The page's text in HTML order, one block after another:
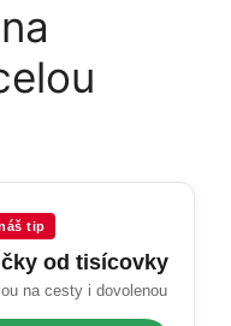
tip
od tisícovky
na cesty i dovolenou